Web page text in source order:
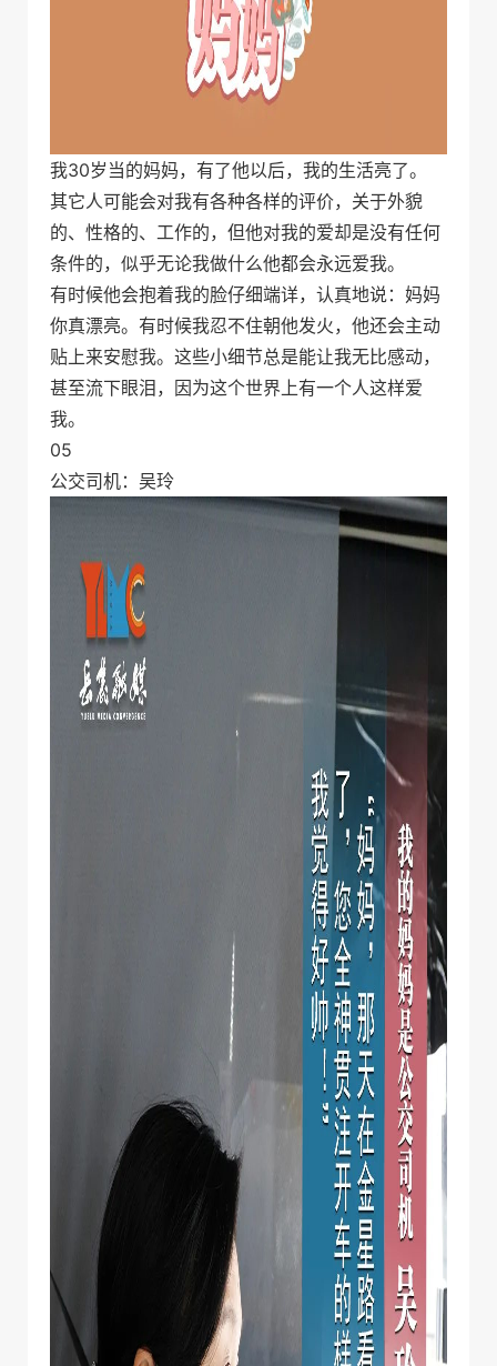
我30岁当的妈妈，有了他以后，我的生活亮了。
其它人可能会对我有各种各样的评价，关于外貌
的、性格的、工作的，但他对我的爱却是没有任何
条件的，似乎无论我做什么他都会永远爱我。
有时候他会抱着我的脸仔细端详，认真地说：妈妈
你真漂亮。有时候我忍不住朝他发火，他还会主动
贴上来安慰我。这些小细节总是能让我无比感动，
甚至流下眼泪，因为这个世界上有一个人这样爱
我。
05
公交司机：吴玲